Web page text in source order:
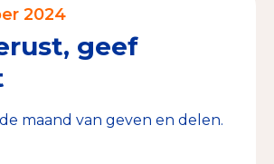
2024
geef
maand van geven en delen.